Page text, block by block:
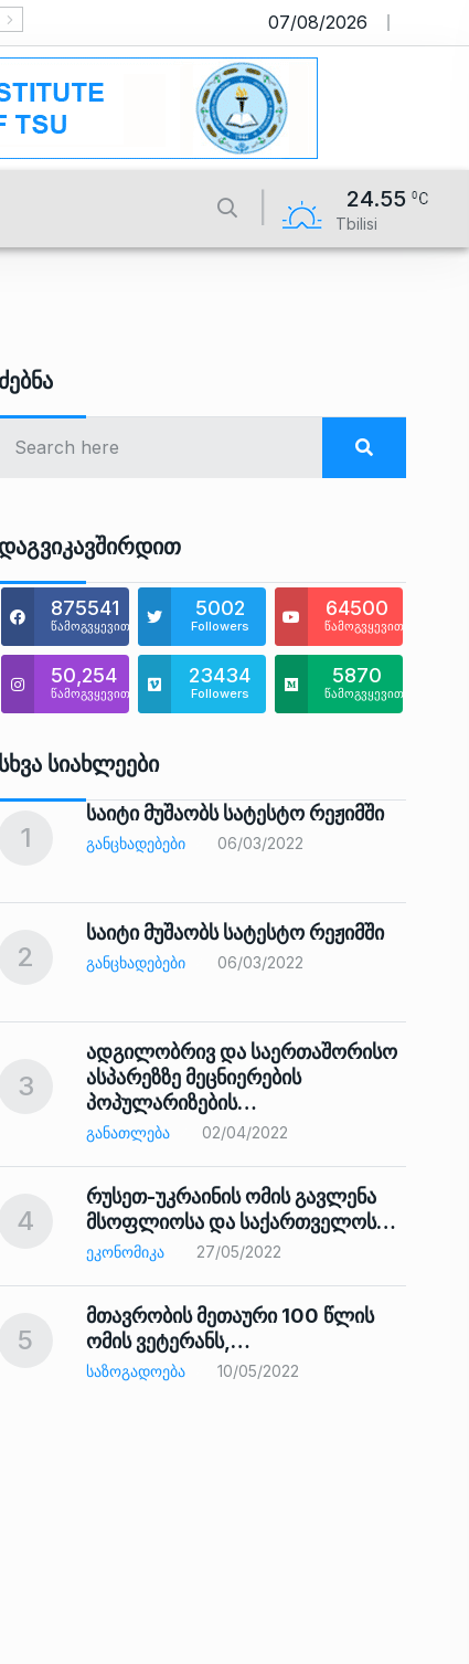
საიტი მუშაობს სატესტო რეჟიმში
07/08/2026
24.55
Tbilisi
Ძებნა
Დაგვიკავშირდით
875541
წამოგვყევით
5002
Followers
64500
წამოგვყევით
50,254
წამოგვყევით
23434
Followers
5870
წამოგვყევით
Სხვა Სიახლეები
1
საიტი მუშაობს სატესტო რეჟიმში
ᲒᲐᲜᲪᲮᲐᲓᲔᲑᲔᲑᲘ 06/03/2022
2
საიტი მუშაობს სატესტო რეჟიმში
ᲒᲐᲜᲪᲮᲐᲓᲔᲑᲔᲑᲘ 06/03/2022
3
ადგილობრივ და საერთაშორისო
ასპარეზზე მეცნიერების
პოპულარიზების…
ᲒᲐᲜᲐᲗᲚᲔᲑᲐ 02/04/2022
4
რუსეთ-უკრაინის ომის გავლენა
მსოფლიოსა და საქართველოს…
ᲔᲙᲝᲜᲝᲛᲘᲙᲐ 27/05/2022
5
მთავრობის მეთაური 100 წლის
ომის ვეტერანს,…
ᲡᲐᲖᲝᲒᲐᲓᲝᲔᲑᲐ 10/05/2022